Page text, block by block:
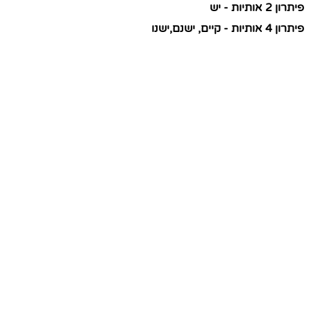
פיתרון 2 אותיות - יש
פיתרון 4 אותיות - קיים, ישנם,ישנו